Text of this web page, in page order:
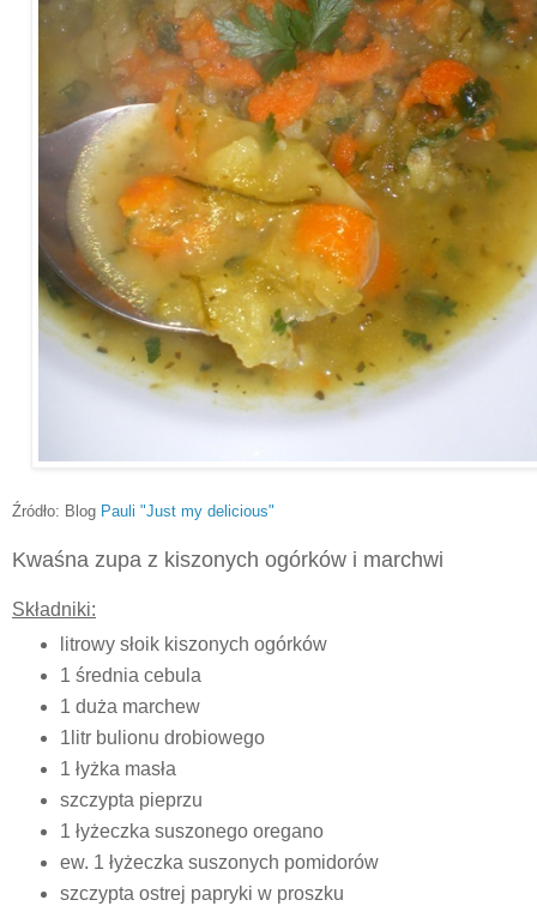
Źródło: Blog Pauli "Just my delicious"
Kwaśna zupa z kiszonych ogórków i marchwi
Składniki:
litrowy słoik kiszonych ogórków
1 średnia cebula
1 duża marchew
1litr bulionu drobiowego
1 łyżka masła
szczypta pieprzu
1 łyżeczka suszonego oregano
ew. 1 łyżeczka suszonych pomidorów
szczypta ostrej papryki w proszku